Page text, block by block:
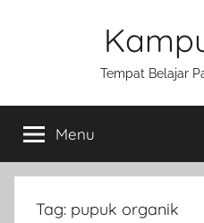
Tempat Belajar
Menu
Tag: pupuk organik